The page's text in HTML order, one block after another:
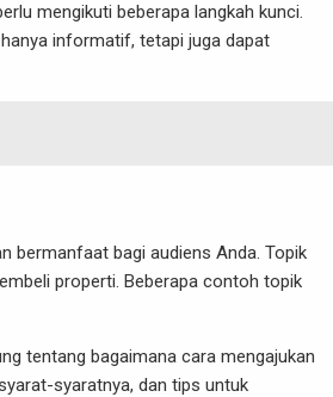
mengikuti beberapa langkah kunci.
informatif, tetapi juga dapat
bermanfaat bagi audiens Anda. Topik
properti. Beberapa contoh topik
tentang bagaimana cara mengajukan
syaratnya, dan tips untuk